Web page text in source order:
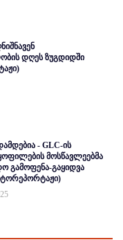
დღეს ზუგდიდში
- GLC-ის
მოსწავლეებმა
გამოფენა-გაყიდვა